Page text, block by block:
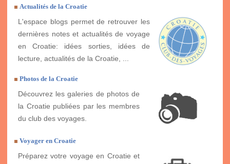
Actualités de la Croatie
L'espace blogs permet de retrouver les
dernières notes et actualités de voyage
en Croatie: idées sorties, idées de
lecture, actualités de la Croatie, ...
Photos de la Croatie
Découvrez les galeries de photos de
la Croatie publiées par les membres
du club des voyages.
Voyager en Croatie
Préparez votre voyage en Croatie et